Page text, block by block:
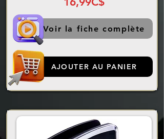
Voir la fiche complète
AJOUTER AU PANIER